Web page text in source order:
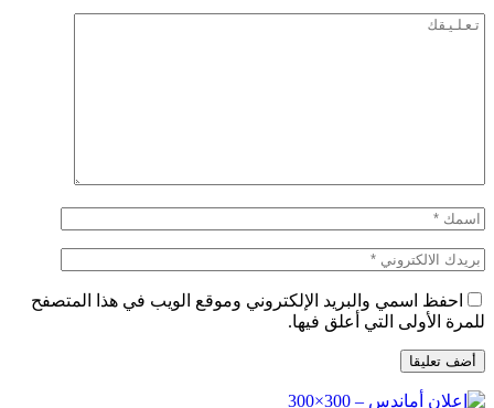
احفظ اسمي والبريد الإلكتروني وموقع الويب في هذا المتصفح
للمرة الأولى التي أعلق فيها.